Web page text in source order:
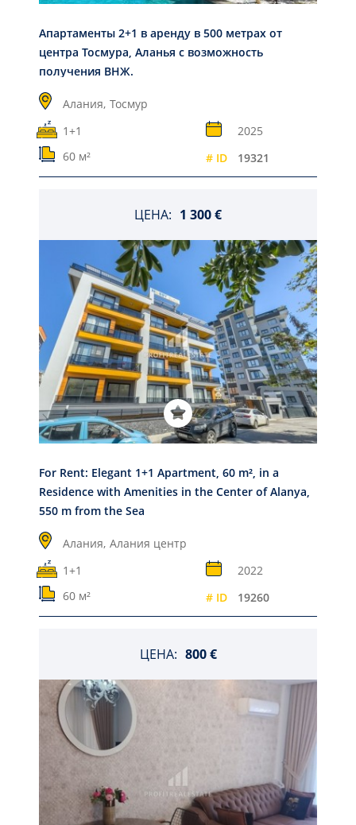
Апартаменты 2+1 в аренду в 500 метрах от
центра Тосмура, Аланья с возможность
получения ВНЖ.
Алания, Тосмур
1+1
2025
60 м²
# ID 19321
ЦЕНА: 1 300 €
For Rent: Elegant 1+1 Apartment, 60 m², in a
Residence with Amenities in the Center of Alanya,
550 m from the Sea
Алания, Алания центр
1+1
2022
60 м²
# ID 19260
ЦЕНА: 800 €